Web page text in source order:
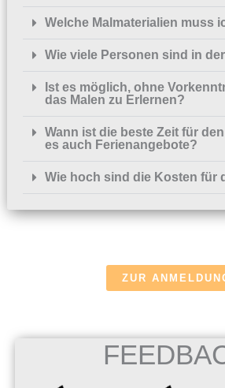
Welche Malmaterialien muss
Wie viele Personen sind in
Ist es möglich, ohne
das Malen zu Erlernen?
Wann ist die beste Zeit für
es auch Ferienangebote?
Wie hoch sind die Kosten für
ZUR